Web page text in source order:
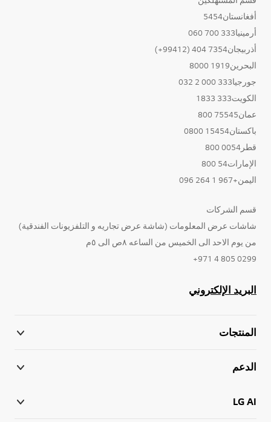
أفغانستان5454
أرمينيا333 700 060
أذربيجان7354 404 (99412+)
البحرين1919 8000
جورجيا333 000 2 032
الكويت333 1833
عمان75545 800
باكستان15454 0800
قطر0054 800
الإمارات54 800
اليمن+967 1 264 096
قسم الشركات
شاشات عرض المعلومات (شاشة عرض تجاريه و التلفزيونات الفندقية)
من يوم الاحد الى الخميس من الساعه ٨ص الى ٥م
0299 805 4 971+
البريد الإلكتروني
المنتجات
الدعم
LG AI